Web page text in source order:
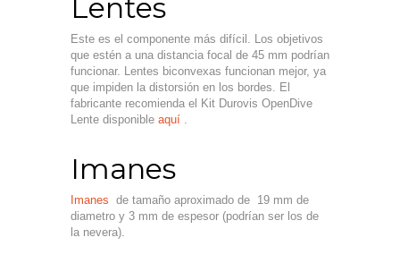
Lentes
Este es el componente más difícil. Los objetivos
que estén a una distancia focal de 45 mm podrían
funcionar. Lentes biconvexas funcionan mejor, ya
que impiden la distorsión en los bordes. El
fabricante recomienda el Kit Durovis OpenDive
Lente disponible aquí .
Imanes
Imanes de tamaño aproximado de 19 mm de
diametro y 3 mm de espesor (podrían ser los de
la nevera).